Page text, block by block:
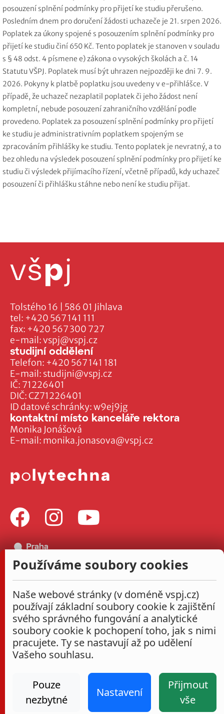
posouzení splnění podmínky pro přijetí ke studiu přerušeno.
Posledním dnem pro doručení žádosti uchazeče je 21. srpen 2026.
Poplatek za úkony spojené s posouzením splnění podmínky pro
přijetí ke studiu činí 650 Kč. Tento poplatek je stanoven v souladu
s § 48 odst. 4 písmene e) zákona o vysokých školách a č. 14
Statutu VŠPJ. Poplatek musí být uhrazen nejpozději ke dni 7. 9.
2026. Pokyny k platbě poplatku jsou uvedeny v e-přihlášce. V
případě, že uchazeč nezaplatil poplatek či jeho žádost není
kompletní, nebude posouzení zahraničního vzdělání podle
provedeno. Poplatek za posouzení splnění podmínky pro přijetí
ke studiu je administrativním poplatkem spojeným se
zpracováním přihlášky ke studiu. Tento poplatek je nevratný, a to
bez ohledu na výsledek posouzení splnění podmínky pro přijetí ke
studiu či výsledek přijímacího řízení, včetně případů, kdy uchazeč
posouzení či přihlášku stáhne nebo není ke studiu přijat.
Tolstého 16 | 586 01 Jihlava
tel: +420 567 141 111
fax: +420 567 300 727
e-mail:vspj@vspj.cz
IČ: 71226401
DIČ: CZ71226401
ID datové schránky: w9ej9jg
studijní oddělení
Telefon: +420 567 141 181
E-mail: studijni@vspj.cz
kontaktní místo kanceláře rektora
Monika Jonášová
E-mail: monika.jonasova@vspj.cz
Nastavení cookies
Používáme soubory cookies
Naše webové stránky (v doméně vspj.cz)
používají základní soubory cookie k zajištění
svého správného fungování a analytické
soubory cookie k pochopení toho, jak s nimi
pracujete. Ty se nastavují až po udělení
Vašeho souhlasu.
Pouze
nezbytné
Nastavení
Přijmout
vše